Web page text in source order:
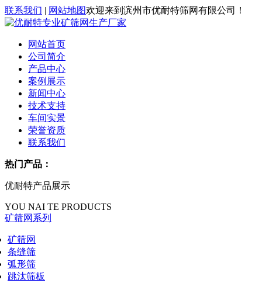
联系我们 | 网站地图欢迎来到滨州市优耐特筛网有限公司！
网站首页
公司简介
产品中心
案例展示
新闻中心
技术支持
车间实景
荣誉资质
联系我们
热门产品：
优耐特产品展示
YOU NAI TE PRODUCTS
矿筛网系列
矿筛网
条缝筛
弧形筛
跳汰筛板